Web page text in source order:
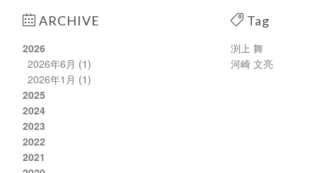
ARCHIVE
2026
2026年6月 (1)
2026年1月 (1)
2025
2024
2023
2022
2021
Tag
渕上 舞
河崎 文亮